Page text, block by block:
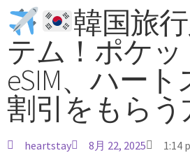
韓国不動産情報
サービス費用
よくある質問
Heartee
韓国旅
テム！ポケッ
eSIM、ハー
割引をもらう
heartstay 8月 22, 2025 1:14